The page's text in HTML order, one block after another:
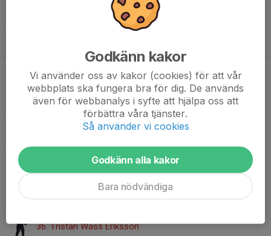
32. Malte Wennerqvist
26. Manne Sunnerfjord
27. Svante Karlsson
36. Tristan Wass Eriksson
Godkänn kakor
Vi använder oss av kakor (cookies) för att vår
webbplats ska fungera bra för dig. De används
även för webbanalys i syfte att hjälpa oss att
förbättra våra tjänster.
Så använder vi cookies
Godkänn alla kakor
Bara nödvändiga